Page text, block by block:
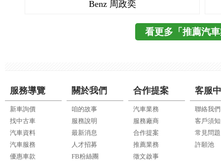
Benz 周政奕
看更多「推薦汽
服務導覽
新車詢價
找中古車
汽車資料
汽車服務
優惠車款
關於我們
咱的故事
服務說明
最新消息
人才招募
FB粉絲團
合作提案
汽車業務
服務廠商
合作提案
推薦業務
徵文啟事
客服
聯絡我們
客戶須知
常見問題
許願池